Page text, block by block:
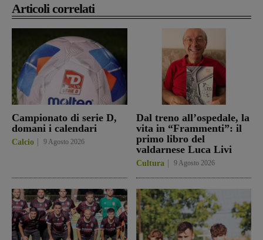
Articoli correlati
Campionato di serie D,
domani i calendari
Calcio 9 Agosto 2026
Dal treno all’ospedale, la
vita in “Frammenti”: il
primo libro del
valdarnese Luca Livi
Cultura 9 Agosto 2026